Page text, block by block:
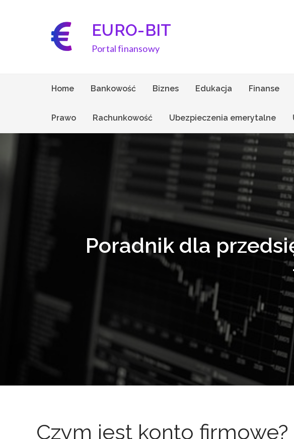
EURO-BIT
Portal finansowy
Home Bankowość Biznes Edukacja Finanse
Prawo Rachunkowość Ubezpieczenia emerytalne
Poradnik dla
Czym jest konto firmowe?